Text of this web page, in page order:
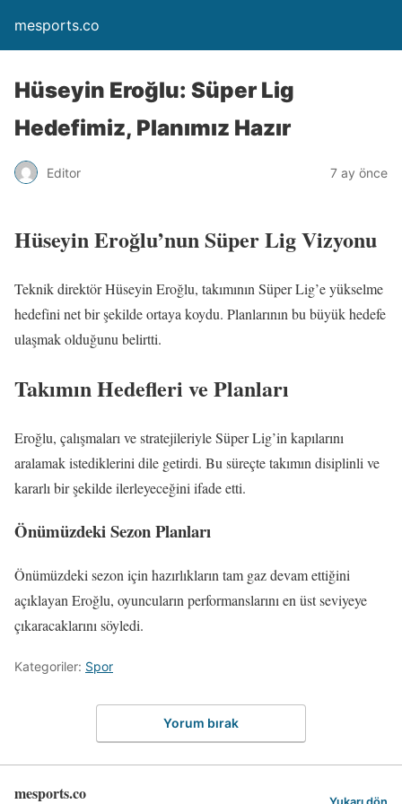
mesports.co
Hüseyin Eroğlu: Süper Lig
Hedefimiz, Planımız Hazır
Editor 7 ay önce
Hüseyin Eroğlu’nun Süper Lig Vizyonu
Teknik direktör Hüseyin Eroğlu, takımının Süper Lig’e yükselme
hedefini net bir şekilde ortaya koydu. Planlarının bu büyük hedefe
ulaşmak olduğunu belirtti.
Takımın Hedefleri ve Planları
Eroğlu, çalışmaları ve stratejileriyle Süper Lig’in kapılarını
aralamak istediklerini dile getirdi. Bu süreçte takımın disiplinli ve
kararlı bir şekilde ilerleyeceğini ifade etti.
Önümüzdeki Sezon Planları
Önümüzdeki sezon için hazırlıkların tam gaz devam ettiğini
açıklayan Eroğlu, oyuncuların performanslarını en üst seviyeye
çıkaracaklarını söyledi.
Kategoriler: Spor
Yorum bırak
mesports.co